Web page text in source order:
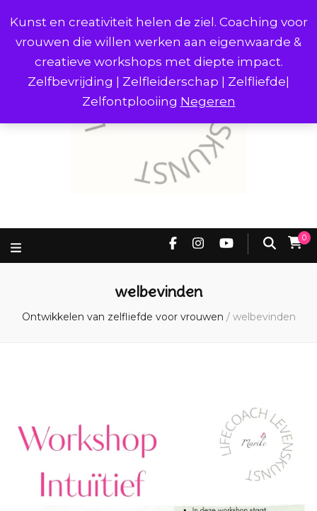
Kunst en creativiteit helen de ziel. Coaching voor
vrouwen die willen werken aan eigenwaarde &
creatieve workshops met diepte impact.
Zelfbevrijding | Zelfleiderschap | Zelfliefde|
Zelfontplooiing Negeren
0
welbevinden
Ontwikkelen van zelfliefde voor vrouwen / welbevinden